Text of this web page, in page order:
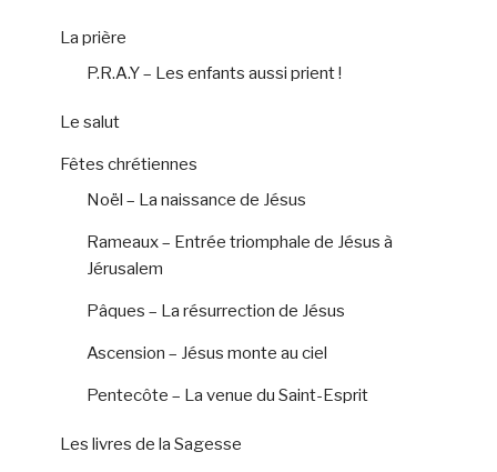
La prière
P.R.A.Y – Les enfants aussi prient !
Le salut
Fêtes chrétiennes
Noël – La naissance de Jésus
Rameaux – Entrée triomphale de Jésus à
Jérusalem
Pâques – La résurrection de Jésus
Ascension – Jésus monte au ciel
Pentecôte – La venue du Saint-Esprit
Les livres de la Sagesse